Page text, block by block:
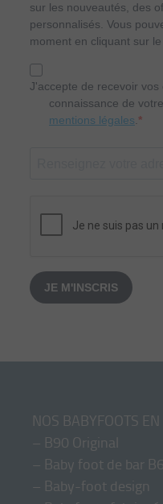
sur les nouveautés, des
personnalisés. Vous
moment en cliquant sur
J'accepte de recevoir
connaissance de votre
mentions légales.
JE M'INSCRIS
NOS BABYFOOTS
– B90 Original
– Baby foot de bar
– Baby-foot design